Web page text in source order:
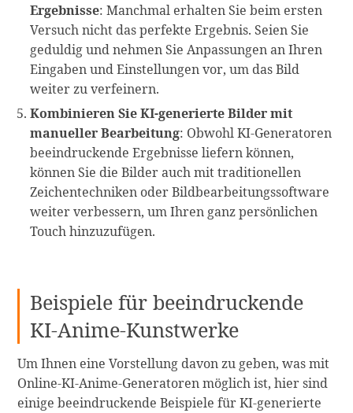
Ergebnisse: Manchmal erhalten Sie beim ersten
Versuch nicht das perfekte Ergebnis. Seien Sie
geduldig und nehmen Sie Anpassungen an Ihren
Eingaben und Einstellungen vor, um das Bild
weiter zu verfeinern.
Kombinieren Sie KI-generierte Bilder mit
manueller Bearbeitung: Obwohl KI-Generatoren
beeindruckende Ergebnisse liefern können,
können Sie die Bilder auch mit traditionellen
Zeichentechniken oder Bildbearbeitungssoftware
weiter verbessern, um Ihren ganz persönlichen
Touch hinzuzufügen.
Beispiele für beeindruckende
KI-Anime-Kunstwerke
Um Ihnen eine Vorstellung davon zu geben, was mit
Online-KI-Anime-Generatoren möglich ist, hier sind
einige beeindruckende Beispiele für KI-generierte